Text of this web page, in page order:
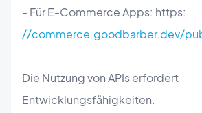
- Für E-Commerce Apps: https:
//commerce.goodbarber.dev/
Die Nutzung von APIs erfordert
Entwicklungsfähigkeiten.